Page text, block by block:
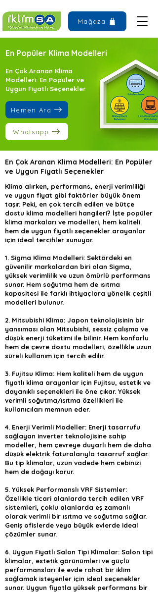
Mağaza
En Popüler Klima Modelleri
En Çok Aranan Klima
Modelleri: En Popüler ve
Uygun Fiyatlı Seçenekler
Hemen Ara
Whatsapp
En Çok Aranan Klima Modelleri: En Popüler
ve Uygun Fiyatlı Seçenekler
Klima alırken, performans, enerji verimliliği
ve uygun fiyat gibi faktörler büyük önem
taşır. Peki, en çok tercih edilen ve bütçe
dostu klima modelleri hangileri? İşte popüler
klima markaları ve modelleri, hem kaliteli
hem de uygun fiyatlı seçenekler arayanlar
için ideal tercihler sunuyor.
1. Sigma Klima Modelleri: Sektördeki en
güvenilir markalardan biri olan Sigma,
yüksek verimlilik ve uzun ömürlü performans
sunar. Hem soğutma hem de ısıtma
kapasitesi ile farklı ihtiyaçlara yönelik çeşitli
modelleri bulunur.
2. Mitsubishi Klima: Japon teknolojisinin bir
yansıması olan Mitsubishi, sessiz çalışma ve
düşük enerji tüketimi ile bilinir. Hem konforlu
hem de çevre dostu modelleri, özellikle uzun
süreli kullanım için tercih edilir.
3. Fujitsu Klima: Hem kaliteli hem de uygun
fiyatlı klima arayanlar için Fujitsu, estetik ve
dayanıklı seçenekleri ile öne çıkar. Yüksek
verimli soğutma/ısıtma özellikleri ile
kullanıcıları memnun eder.
4. Enerji Verimli Modeller: Enerji tasarrufu
sağlayan inverter teknolojisine sahip
modeller, hem çevreye duyarlı hem de daha
düşük elektrik faturalarıyla tasarruf sağlar.
Bu tip klimalar, uzun vadede hem cebinizi
hem de doğayı korur.
5. Yüksek Performanslı VRF Sistemler:
Özellikle ticari alanlarda tercih edilen VRF
sistemleri, çoklu alanlarda eş zamanlı
olarak verimli bir ısıtma ve soğutma sağlar.
Geniş ofislerde veya büyük evlerde ideal
çözümler sunar.
6. Uygun Fiyatlı Salon Tipi Klimalar: Salon tipi
klimalar, estetik görünümleri ve güçlü
performansları ile evde rahat bir iklim
sağlamak isteyenler için ideal seçenekler
sunar. Uygun fiyatla yüksek performans bir